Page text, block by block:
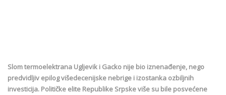
Slom termoelektrana Ugljevik i Gacko nije bio iznenađenje, nego
predvidljiv epilog višedecenijske nebrige i izostanka ozbiljnih
investicija. Političke elite Republike Srpske više su bile posvećene